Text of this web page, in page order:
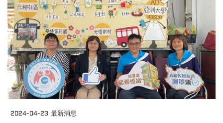
2024-04-23 最新消息